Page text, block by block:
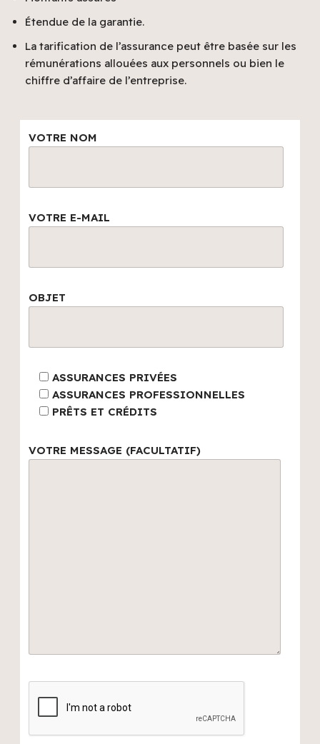
Étendue de la garantie.
La tarification de l’assurance peut être basée sur les
rémunérations allouées aux personnels ou bien le
chiffre d’affaire de l’entreprise.
VOTRE NOM
VOTRE E-MAIL
OBJET
ASSURANCES PRIVÉES
ASSURANCES PROFESSIONNELLES
PRÊTS ET CRÉDITS
VOTRE MESSAGE (FACULTATIF)